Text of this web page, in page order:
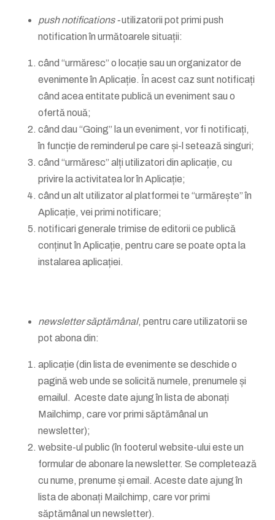
push notifications -utilizatorii pot primi push
notification în următoarele situații:
când “urmăresc” o locație sau un organizator de
evenimente în Aplicație. În acest caz sunt notificați
când acea entitate publică un eveniment sau o
ofertă nouă;
când dau “Going” la un eveniment, vor fi notificați,
în funcție de reminderul pe care și-l setează singuri;
când “urmăresc” alți utilizatori din aplicație, cu
privire la activitatea lor în Aplicație;
când un alt utilizator al platformei te “urmărește” în
Aplicație, vei primi notificare;
notificari generale trimise de editorii ce publică
conținut în Aplicație, pentru care se poate opta la
instalarea aplicației.
newsletter săptămânal, pentru care utilizatorii se
pot abona din:
aplicație (din lista de evenimente se deschide o
pagină web unde se solicită numele, prenumele și
emailul. Aceste date ajung în lista de abonați
Mailchimp, care vor primi săptămânal un
newsletter);
website-ul public (în footerul website-ului este un
formular de abonare la newsletter. Se completează
cu nume, prenume și email. Aceste date ajung în
lista de abonați Mailchimp, care vor primi
săptămânal un newsletter).